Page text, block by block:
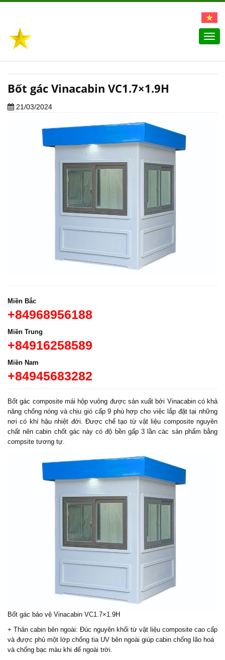
Bốt gác Vinacabin VC1.7×1.9H
21/03/2024
Miền Bắc
+84968956188
Miền Trung
+84916258589
Miền Nam
+84945683282
Bốt gác composite mái hộp vuông được sản xuất bởi Vinacabin có khả
năng chống nóng và chịu gió cấp 9 phù hợp cho việc lắp đặt tại những
nơi có khí hậu nhiệt đới. Được chế tạo từ vật liệu composite nguyên
chất nên cabin chốt gác này có độ bền gấp 3 lần các sản phẩm bằng
compsite tương tự.
Bốt gác bảo vệ Vinacabin VC1.7×1.9H
+ Thân cabin bên ngoài: Đúc nguyên khối từ vật liệu composite cao cấp
và được phủ một lớp chống tia UV bên ngoài giúp cabin chống lão hoá
và chống bạc màu khi để ngoài trời.